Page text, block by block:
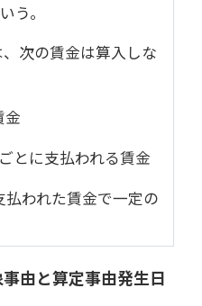
う。
次の賃金は算入しな
に支払われる賃金
われた賃金で一定の
由と算定事由発生日